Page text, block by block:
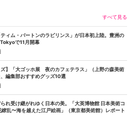
すべて見る
ィム・バートンのラビリンス」が日本初上陸。豊洲の
で11月開幕
ズ】「大ゴッホ展 夜のカフェテラス」（上野の森美術
編集部おすすめグッズ10選
れ受け継がれゆく日本の美。「大英博物館 日本美術コ
ョン 百花繚乱〜海を越えた江戸絵画」（東京都美術館）レポート